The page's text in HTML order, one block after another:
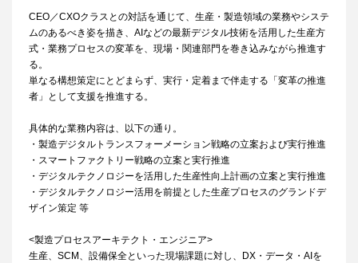
CEO／CXOクラスとの対話を通じて、生産・製造領域の業務やシステ
ムのあるべき姿を描き、AIなどの最新デジタル技術を活用した生産方
式・業務プロセスの変革を、現場・関連部門を巻き込みながら推進す
る。
単なる構想策定にとどまらず、実行・定着まで伴走する「変革の推進
者」として支援を推進する。
具体的な業務内容は、以下の通り。
・製造デジタルトランスフォーメーション戦略の立案および実行推進
・スマートファクトリー戦略の立案と実行推進
・デジタルテクノロジーを活用した生産性向上計画の立案と実行推進
・デジタルテクノロジー活用を前提とした生産プロセスのグランドデ
ザイン策定 等
<製造プロセスアーキテクト・エンジニア>
生産、SCM、設備保全といった現場課題に対し、DX・データ・AIを